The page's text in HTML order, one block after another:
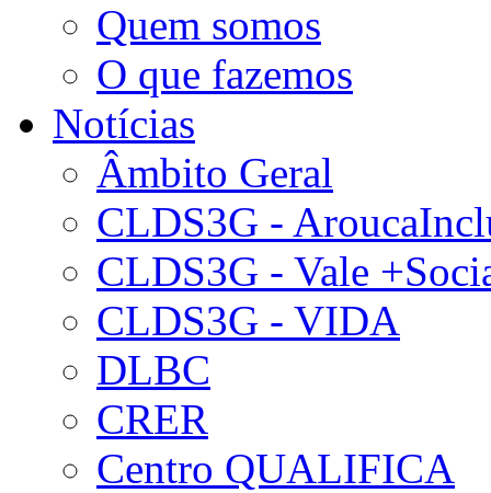
Quem somos
O que fazemos
Notícias
Âmbito Geral
CLDS3G -
CLDS3G - Vale
CLDS3G - VIDA
DLBC
CRER
Centro QUALIFICA